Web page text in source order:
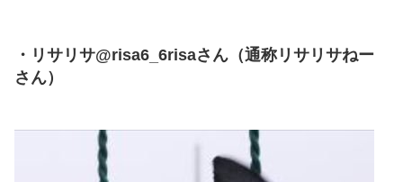
・リサリサ@risa6_6risaさん（通称リサリサねー
さん）